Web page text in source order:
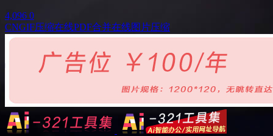
4,096 0
CNGIF压缩在线PDF合并在线图片压缩